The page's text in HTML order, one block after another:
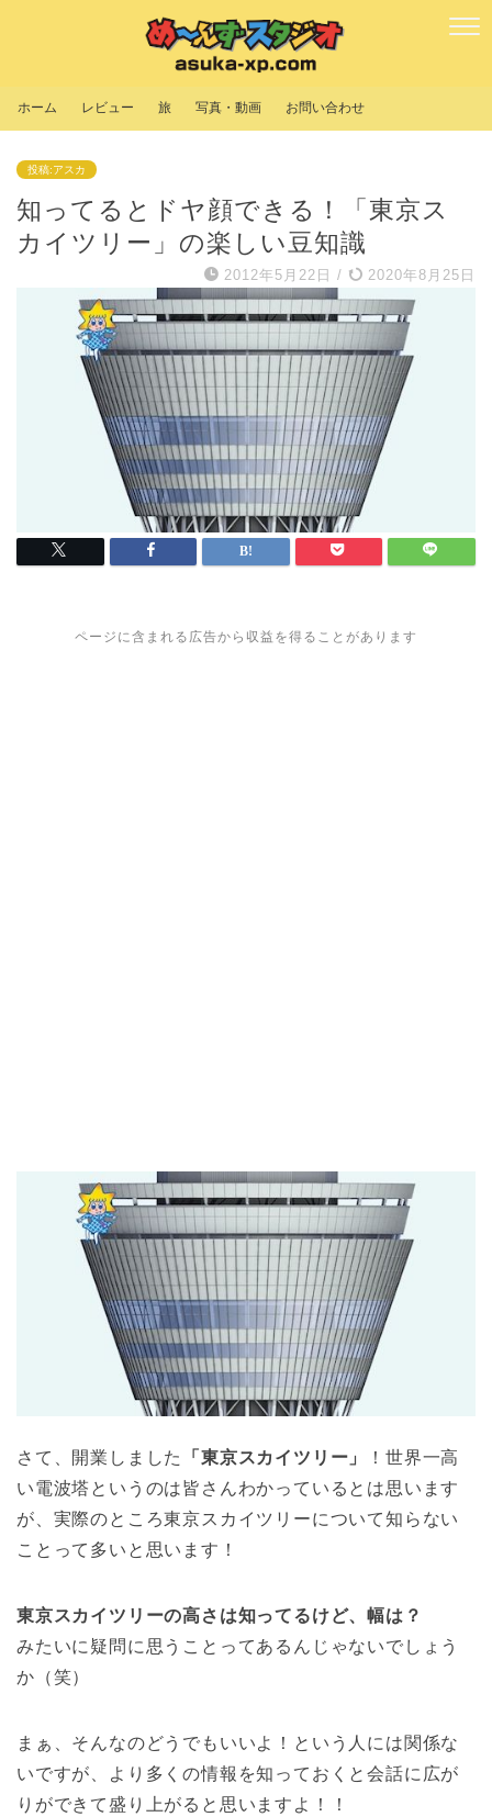
ホーム レビュー 旅 写真・動画 お問い合わせ
投稿:アスカ
知ってるとドヤ顔できる！「東京ス
カイツリー」の楽しい豆知識
2012年5月22日 / 2020年8月25日
ページに含まれる広告から収益を得ることがあります
さて、開業しました 「東京スカイツリー」
！世界一高
い電波塔というのは皆さんわかっているとは思います
が、実際のところ東京スカイツリーについて知らない
ことって多いと思います！
東京スカイツリーの高さは知ってるけど、幅は？
みたいに疑問に思うことってあるんじゃないでしょう
か（笑）
まぁ、そんなのどうでもいいよ！という人には関係な
いですが、より多くの情報を知っておくと会話に広が
りができて盛り上がると思いますよ！！